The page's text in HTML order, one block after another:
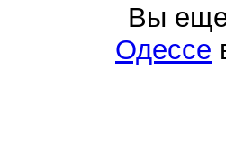
Вы
Одессе